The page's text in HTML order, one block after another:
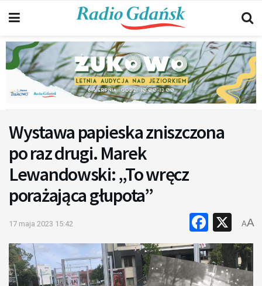
Wystawa papieska zniszczona
po raz drugi. Marek
Lewandowski: „To wręcz
porażająca głupota”
17 maja 2023 15:42 X
AA